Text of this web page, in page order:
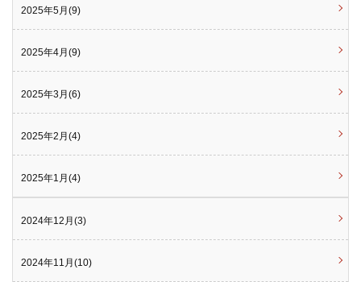
2025年5月(9)
2025年4月(9)
2025年3月(6)
2025年2月(4)
2025年1月(4)
2024年12月(3)
2024年11月(10)